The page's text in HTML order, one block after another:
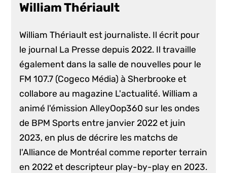
William Thériault
William Thériault est journaliste. Il écrit pour
le journal La Presse depuis 2022. Il travaille
également dans la salle de nouvelles pour le
FM 107.7 (Cogeco Média) à Sherbrooke et
collabore au magazine L'actualité. William a
animé l'émission AlleyOop360 sur les ondes
de BPM Sports entre janvier 2022 et juin
2023, en plus de décrire les matchs de
l'Alliance de Montréal comme reporter terrain
en 2022 et descripteur play-by-play en 2023.